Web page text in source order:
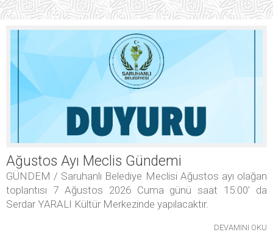
Ağustos Ayı Meclis Gündemi
GÜNDEM / Saruhanlı Belediye Meclisi Ağustos ayı olağan
toplantısı 7 Ağustos 2026 Cuma günü saat 15:00’ da
Serdar YARALI Kültür Merkezinde yapılacaktır.
DEVAMINI OKU